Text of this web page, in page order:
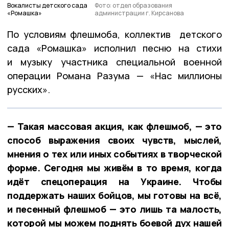
Вокалисты детского сада
«Ромашка»
Фото: отдел образования
администрации г. Кирсанова
По условиям флешмоба, коллектив детского
сада «Ромашка» исполнил песню на стихи
и музыку участника специальной военной
операции Романа Разума — «Нас миллионы
русских».
— Такая массовая акция, как флешмоб, — это
способ выражения своих чувств, мыслей,
мнения о тех или иных событиях в творческой
форме. Сегодня мы живём в то время, когда
идёт спецоперация на Украине. Чтобы
поддержать наших бойцов, мы готовы на всё,
и песенный флешмоб — это лишь та малость,
которой мы можем поднять боевой дух нашей